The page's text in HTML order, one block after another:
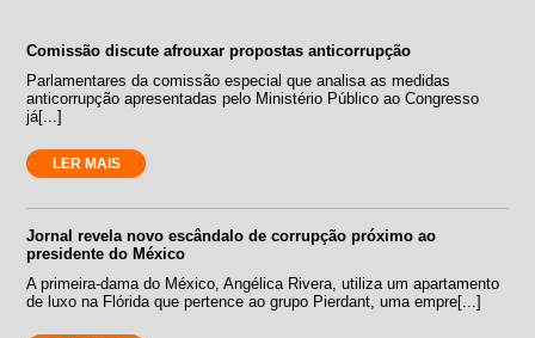
Comissão discute afrouxar propostas anticorrupção
Parlamentares da comissão especial que analisa as medidas
anticorrupção apresentadas pelo Ministério Público ao Congresso
já[...]
LER MAIS
Jornal revela novo escândalo de corrupção próximo ao
presidente do México
A primeira-dama do México, Angélica Rivera, utiliza um apartamento
de luxo na Flórida que pertence ao grupo Pierdant, uma empre[...]